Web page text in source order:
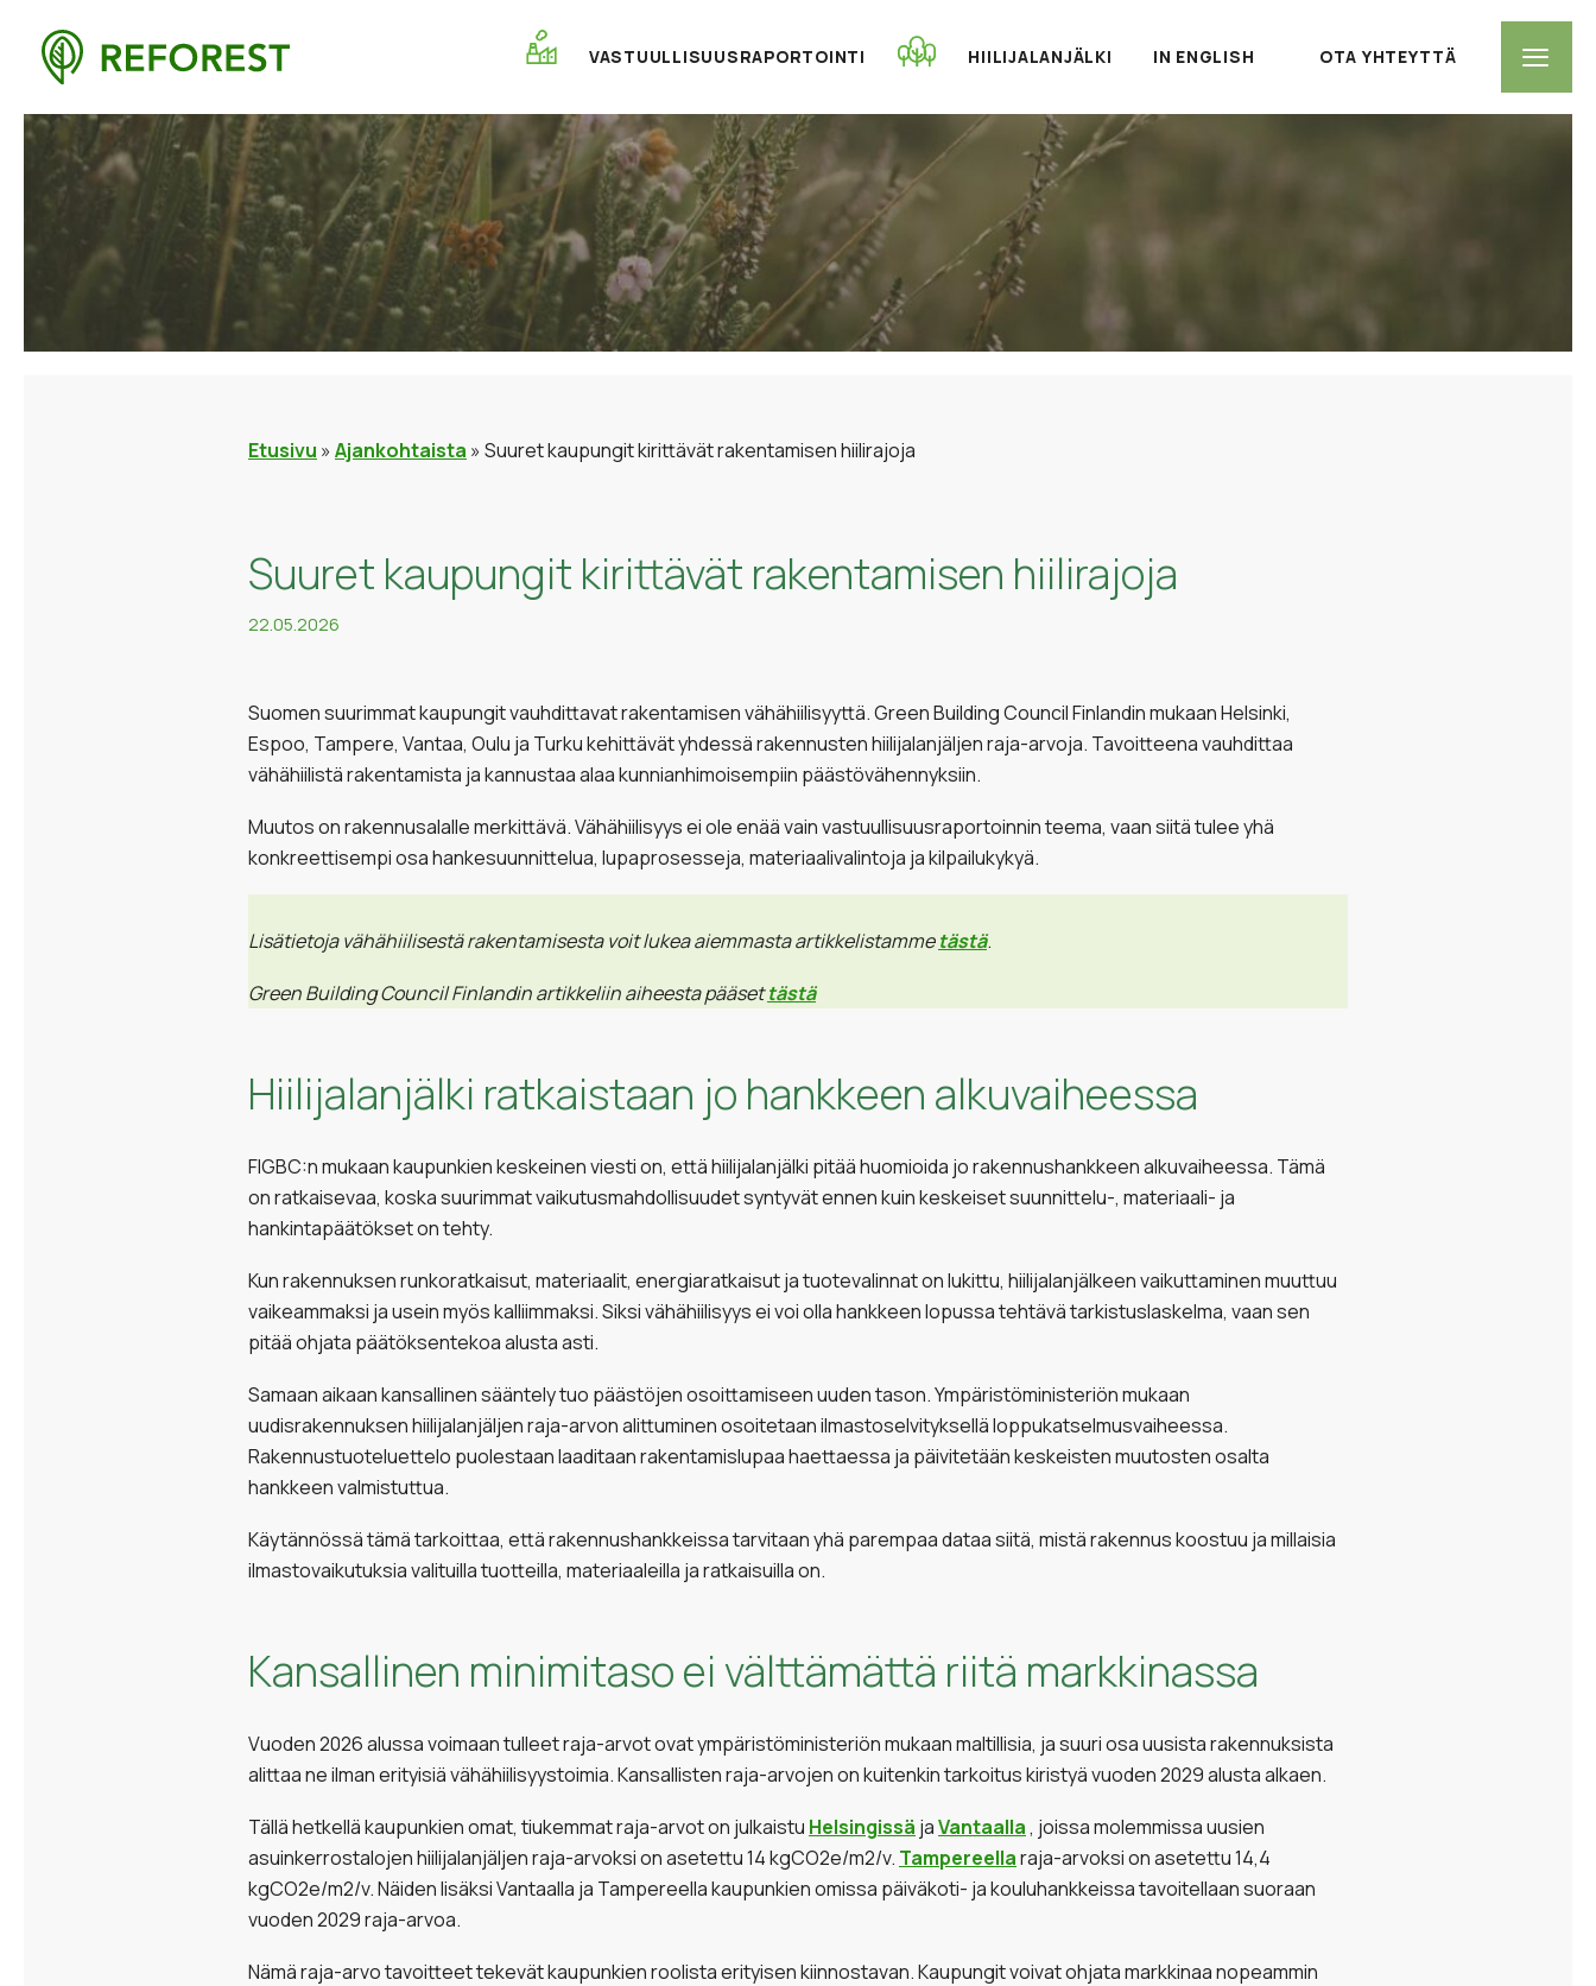
VASTUULLISUUSRAPORTOINTI HIILIJALANJÄLKI IN ENGLISH OTA YHTEYTTÄ
Etusivu » Ajankohtaista » Suuret kaupungit kirittävät rakentamisen hiilirajoja
Suuret kaupungit kirittävät rakentamisen hiilirajoja
22.05.2026
Suomen suurimmat kaupungit vauhdittavat rakentamisen vähähiilisyyttä. Green Building Council Finlandin mukaan Helsinki,
Espoo, Tampere, Vantaa, Oulu ja Turku kehittävät yhdessä rakennusten hiilijalanjäljen raja-arvoja. Tavoitteena vauhdittaa
vähähiilistä rakentamista ja kannustaa alaa kunnianhimoisempiin päästövähennyksiin.
Muutos on rakennusalalle merkittävä. Vähähiilisyys ei ole enää vain vastuullisuusraportoinnin teema, vaan siitä tulee yhä
konkreettisempi osa hankesuunnittelua, lupaprosesseja, materiaalivalintoja ja kilpailukykyä.
Lisätietoja vähähiilisestä rakentamisesta voit lukea aiemmasta artikkelistammetästä.
Green Building Council Finlandin artikkeliin aiheesta pääsettästä
Hiilijalanjälki ratkaistaan jo hankkeen alkuvaiheessa
FIGBC:n mukaan kaupunkien keskeinen viesti on, että hiilijalanjälki pitää huomioida jo rakennushankkeen alkuvaiheessa. Tämä
on ratkaisevaa, koska suurimmat vaikutusmahdollisuudet syntyvät ennen kuin keskeiset suunnittelu-, materiaali- ja
hankintapäätökset on tehty.
Kun rakennuksen runkoratkaisut, materiaalit, energiaratkaisut ja tuotevalinnat on lukittu, hiilijalanjälkeen vaikuttaminen muuttuu
vaikeammaksi ja usein myös kalliimmaksi. Siksi vähähiilisyys ei voi olla hankkeen lopussa tehtävä tarkistuslaskelma, vaan sen
pitää ohjata päätöksentekoa alusta asti.
Samaan aikaan kansallinen sääntely tuo päästöjen osoittamiseen uuden tason. Ympäristöministeriön mukaan
uudisrakennuksen hiilijalanjäljen raja-arvon alittuminen osoitetaan ilmastoselvityksellä loppukatselmusvaiheessa.
Rakennustuoteluettelo puolestaan laaditaan rakentamislupaa haettaessa ja päivitetään keskeisten muutosten osalta
hankkeen valmistuttua.
Käytännössä tämä tarkoittaa, että rakennushankkeissa tarvitaan yhä parempaa dataa siitä, mistä rakennus koostuu ja millaisia
ilmastovaikutuksia valituilla tuotteilla, materiaaleilla ja ratkaisuilla on.
Kansallinen minimitaso ei välttämättä riitä markkinassa
Vuoden 2026 alussa voimaan tulleet raja-arvot ovat ympäristöministeriön mukaan maltillisia, ja suuri osa uusista rakennuksista
alittaa ne ilman erityisiä vähähiilisyystoimia. Kansallisten raja-arvojen on kuitenkin tarkoitus kiristyä vuoden 2029 alusta alkaen.
Tällä hetkellä kaupunkien omat, tiukemmat raja-arvot on julkaistu Helsingissä jaVantaalla, joissa molemmissa uusien
asuinkerrostalojen hiilijalanjäljen raja-arvoksi on asetettu 14 kgCO2e/m2/v. Tampereellaraja-arvoksi on asetettu 14,4
kgCO2e/m2/v. Näiden lisäksi Vantaalla ja Tampereella kaupunkien omissa päiväkoti- ja kouluhankkeissa tavoitellaan suoraan
vuoden 2029 raja-arvoa.
Nämä raja-arvo tavoitteet tekevät kaupunkien roolista erityisen kiinnostavan. Kaupungit voivat ohjata markkinaa nopeammin